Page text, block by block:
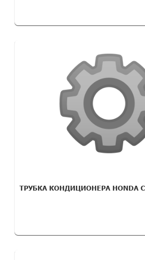
ТРУБКА КОНДИЦИОНЕРА HONDA